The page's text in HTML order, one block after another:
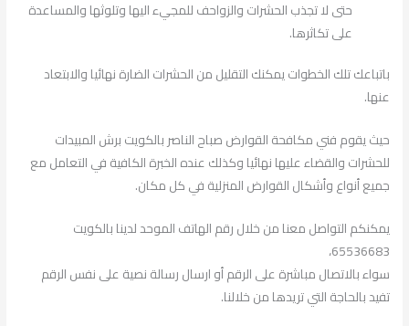
حتى لا تجذب الحشرات والزواحف للمجيء اليها وتلوثها والمساعدة
على تكاثرها.
باتباعك تلك الخطوات يمكنك التقليل من الحشرات الضارة نهائيا والابتعاد
عنها.
حيث يقوم فني مكافحة القوارض صباح الناصر بالكويت برش المبيدات
للحشرات والقضاء عليها نهائيا وكذلك عنده الخبرة الكافية في التعامل مع
جميع أنواع وأشكال القوارض المنزلية في كل مكان.
يمكنكم التواصل معنا من خلال رقم الهاتف الموحد لدينا بالكويت
65536683،
سواء بالاتصال مباشرة على الرقم أو ارسال رسالة نصية على نفس الرقم
تفيد بالحاجة التي تريدها من خلالنا.